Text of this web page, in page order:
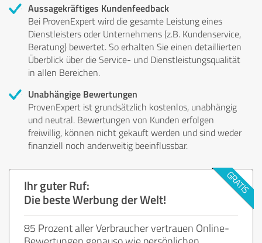
Aussagekräftiges Kundenfeedback
Bei ProvenExpert wird die gesamte Leistung eines
Dienstleisters oder Unternehmens (z.B. Kundenservice,
Beratung) bewertet. So erhalten Sie einen detaillierten
Überblick über die Service- und Dienstleistungsqualität
in allen Bereichen.
Unabhängige Bewertungen
ProvenExpert ist grundsätzlich kostenlos, unabhängig
und neutral. Bewertungen von Kunden erfolgen
freiwillig, können nicht gekauft werden und sind weder
finanziell noch anderweitig beeinflussbar.
Ihr guter Ruf:
Die beste Werbung der Welt!
85 Prozent aller Verbraucher vertrauen Online-